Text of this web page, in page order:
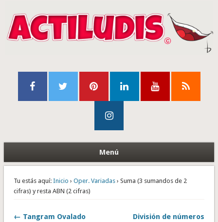
Menú
Tu estás aquí: Inicio › Oper. Variadas› Suma (3 sumandos de 2
cifras) y resta ABN (2 cifras)
← Tangram Ovalado
División de números